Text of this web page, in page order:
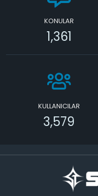
KONULAR
1,361
KULLANICILAR
3,579